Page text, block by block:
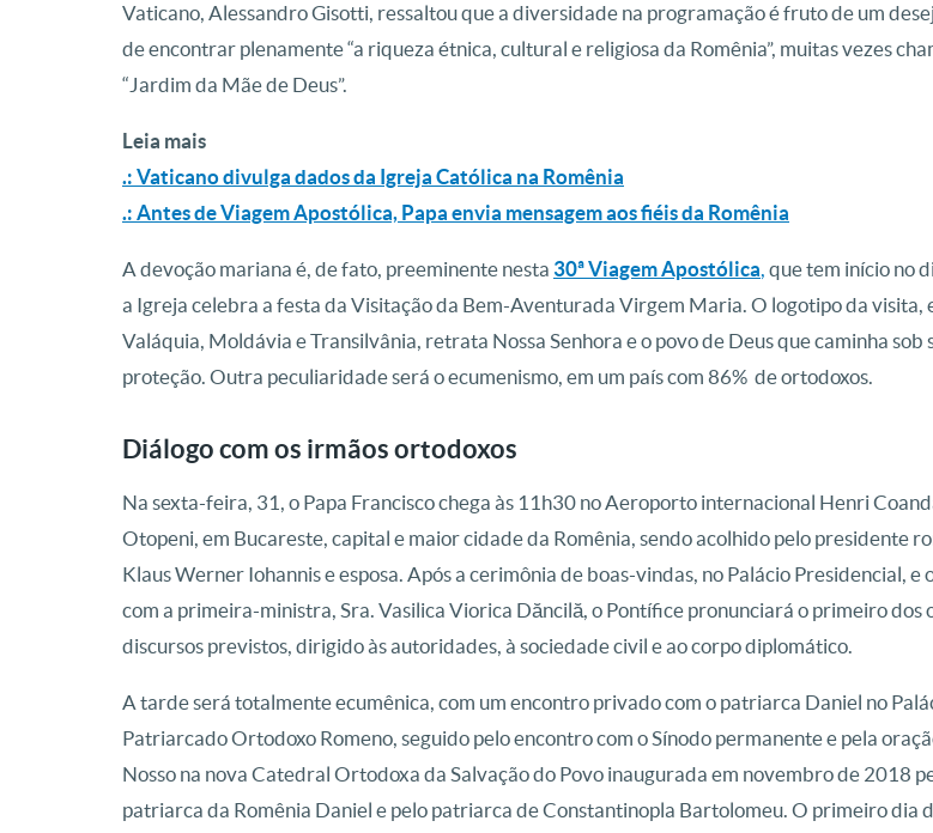
Vaticano, Alessandro Gisotti, ressaltou que a diversidade na programação é fruto de um
de encontrar plenamente “a riqueza étnica, cultural e religiosa da Romênia”, muitas vezes
“Jardim da Mãe de Deus”.
Leia mais
.: Vaticano divulga dados da Igreja Católica na Romênia
.: Antes de Viagem Apostólica, Papa envia mensagem aos fiéis da Romênia
A devoção mariana é, de fato, preeminente nesta 30ª Viagem Apostólica, que tem início no
a Igreja celebra a festa da Visitação da Bem-Aventurada Virgem Maria. O logotipo da visita,
Valáquia, Moldávia e Transilvânia, retrata Nossa Senhora e o povo de Deus que caminha sob
proteção. Outra peculiaridade será o ecumenismo, em um país com 86% de ortodoxos.
Diálogo com os irmãos ortodoxos
Na sexta-feira, 31, o Papa Francisco chega às 11h30 no Aeroporto internacional Henri
Otopeni, em Bucareste, capital e maior cidade da Romênia, sendo acolhido pelo presidente
Klaus Werner Iohannis e esposa. Após a cerimônia de boas-vindas, no Palácio Presidencial, e
com a primeira-ministra, Sra. Vasilica Viorica Dăncilă, o Pontífice pronunciará o primeiro dos
discursos previstos, dirigido às autoridades, à sociedade civil e ao corpo diplomático.
A tarde será totalmente ecumênica, com um encontro privado com o patriarca Daniel no
Patriarcado Ortodoxo Romeno, seguido pelo encontro com o Sínodo permanente e pela
Nosso na nova Catedral Ortodoxa da Salvação do Povo inaugurada em novembro de 2018
patriarca da Romênia Daniel e pelo patriarca de Constantinopla Bartolomeu. O primeiro dia